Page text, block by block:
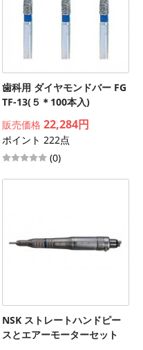
歯科用 ダイヤモンドバー FG
TF-13(５＊100本入)
販売価格 22,284円
ポイント 222点
(0)
NSK ストレートハンドピー
スとエアーモーターセット